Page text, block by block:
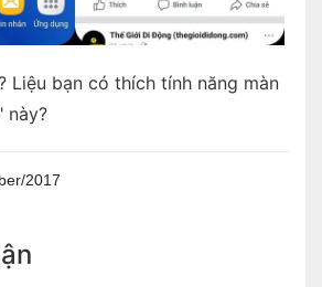
Liệu bạn có thích tính năng màn
này?
2017